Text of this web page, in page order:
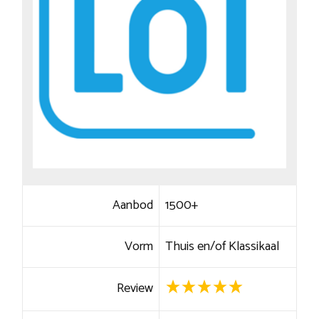
Aanbod 1500+
Vorm Thuis en/of Klassikaal
Review